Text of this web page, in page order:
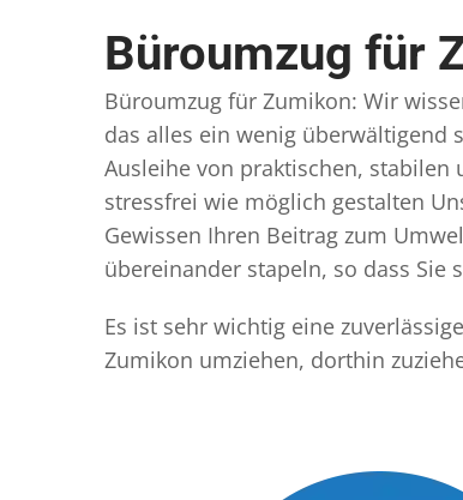
Büroumzug für
Büroumzug für Zumikon: Wir
das alles ein wenig überwältigend
Ausleihe von praktischen,
stressfrei wie möglich gestalten
Gewissen Ihren Beitrag zum
übereinander stapeln, so dass Sie
Es ist sehr wichtig eine
Zumikon umziehen, dorthin